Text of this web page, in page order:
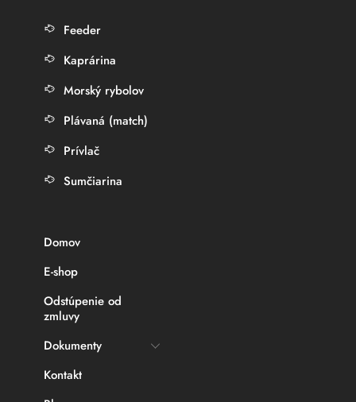
Feeder
Kaprárina
Morský rybolov
Plávaná (match)
Prívlač
Sumčiarina
Domov
E-shop
Odstúpenie od
zmluvy
Dokumenty
Kontakt